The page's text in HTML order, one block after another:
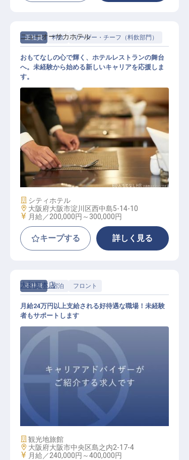
正社員 料飲 リーダー・チーフ（料飲部門）
レストランホールスタッフ
ニューオーサカホテル
おもてなしの心で輝く、ホテルレストランの舞台
へ。未経験から始める新しいキャリアを応援しま
す。
施設業態
シティホテル
勤務地
大阪府大阪市淀川区西中島5-14-10
給与
月給／200,000円～ 300,000円
キープする 詳しく見る
正社員 宿泊 フロント
フロントスタッフ
大和屋本店
月給24万円以上支給される好待遇な職場！未経験
者もサポートします
施設業態
観光地旅館
勤務地
大阪府大阪市中央区島之内2-17-4
給与
月給／240,000円～400,000円